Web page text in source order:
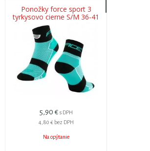
Ponožky force sport 3
tyrkysovo cierne S/M 36-41
5,90 € s DPH
4,80 € bez DPH
Na opýtanie